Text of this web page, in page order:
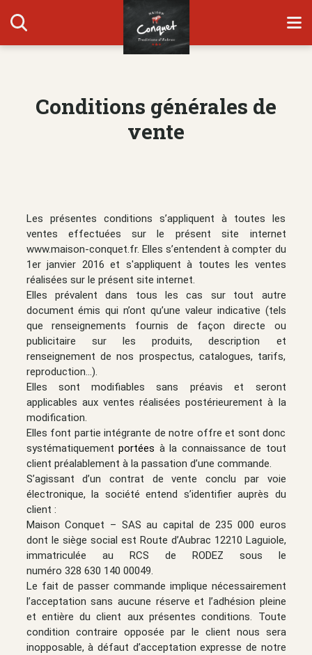
Conditions générales de
vente
Les présentes conditions s’appliquent à toutes les
ventes effectuées sur le présent site internet
www.maison-conquet.fr. Elles s’entendent à compter du
1er janvier 2016 et s'appliquent à toutes les ventes
réalisées sur le présent site internet.
Elles prévalent dans tous les cas sur tout autre
document émis qui n’ont qu’une valeur indicative (tels
que renseignements fournis de façon directe ou
publicitaire sur les produits, description et
renseignement de nos prospectus, catalogues, tarifs,
reproduction…).
Elles sont modifiables sans préavis et seront
applicables aux ventes réalisées postérieurement à la
modification.
Elles font partie intégrante de notre offre et sont donc
systématiquement portées à la connaissance de tout
client préalablement à la passation d’une commande.
S’agissant d’un contrat de vente conclu par voie
électronique, la société entend s’identifier auprès du
client :
Maison Conquet – SAS au capital de 235 000 euros
dont le siège social est Route d’Aubrac 12210 Laguiole,
immatriculée au RCS de RODEZ sous le
numéro 328 630 140 00049.
Le fait de passer commande implique nécessairement
l’acceptation sans aucune réserve et l’adhésion pleine
et entière du client aux présentes conditions. Toute
condition contraire opposée par le client nous sera
inopposable, à défaut d’acceptation expresse de notre